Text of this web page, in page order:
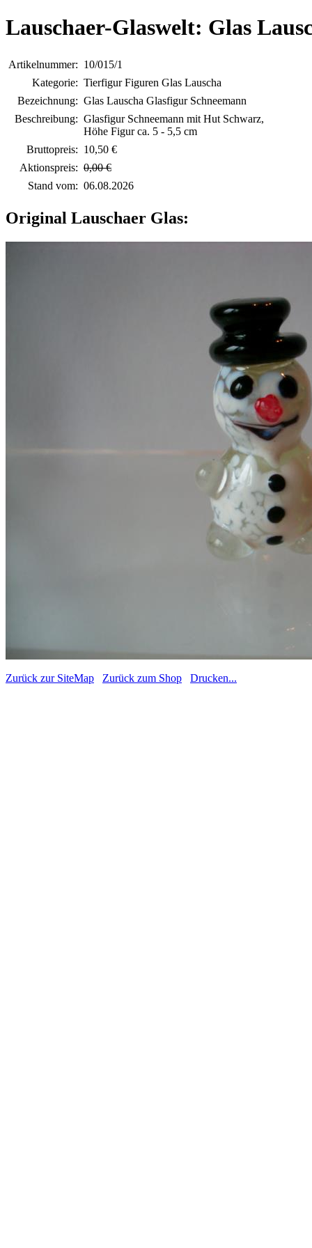
Lauschaer-Glaswelt: Glas
Artikelnummer: 10/015/1
Kategorie: Tierfigur Figuren Glas Lauscha
Bezeichnung: Glas Lauscha Glasfigur Schneemann
Beschreibung: Glasfigur Schneemann mit Hut Schwarz,
Höhe Figur ca. 5 - 5,5 cm
Bruttopreis: 10,50 €
Aktionspreis: 0,00 €
Stand vom: 06.08.2026
Original Lauschaer Glas:
Zurück zur SiteMap Zurück zum Shop Drucken...